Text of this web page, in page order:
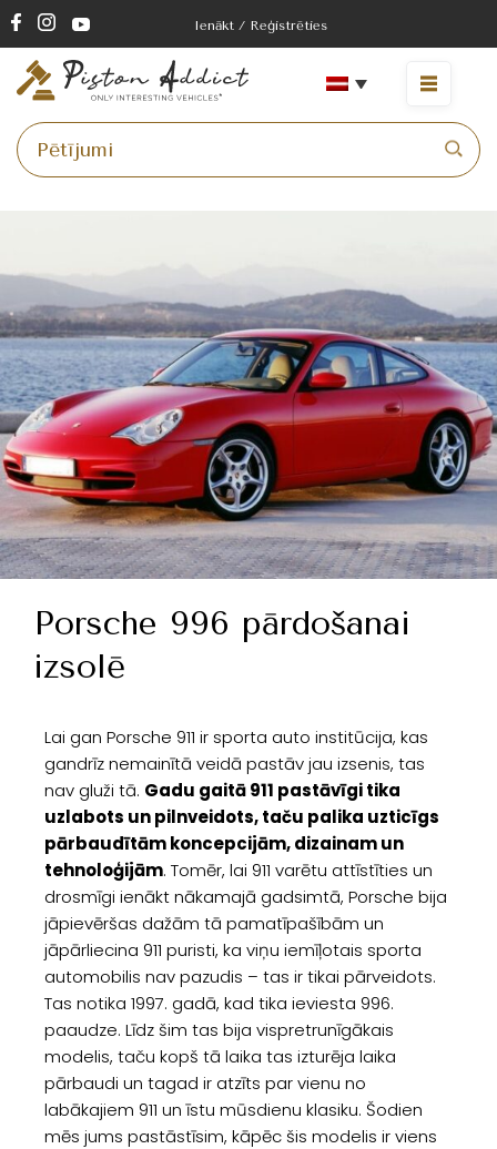
Ienākt / Reģistrēties
Porsche 996 pārdošanai
izsolē
Lai gan Porsche 911 ir sporta auto institūcija, kas
gandrīz nemainītā veidā pastāv jau izsenis, tas
nav gluži tā. Gadu gaitā 911 pastāvīgi tika
uzlabots un pilnveidots, taču palika uzticīgs
pārbaudītām koncepcijām, dizainam un
tehnoloģijām. Tomēr, lai 911 varētu attīstīties un
drosmīgi ienākt nākamajā gadsimtā, Porsche bija
jāpievēršas dažām tā pamatīpašībām un
jāpārliecina 911 puristi, ka viņu iemīļotais sporta
automobilis nav pazudis – tas ir tikai pārveidots.
Tas notika 1997. gadā, kad tika ieviesta 996.
paaudze. Līdz šim tas bija vispretrunīgākais
modelis, taču kopš tā laika tas izturēja laika
pārbaudi un tagad ir atzīts par vienu no
labākajiem 911 un īstu mūsdienu klasiku. Šodien
mēs jums pastāstīsim, kāpēc šis modelis ir viens